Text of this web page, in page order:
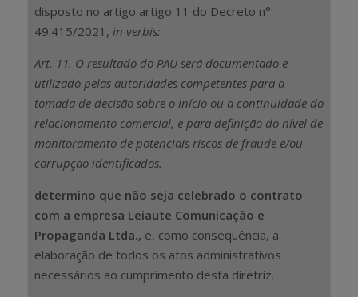
disposto no artigo artigo 11 do Decreto n°
49.415/2021, in verbis:
Art. 11. O resultado do PAU será documentado e
utilizado pelas autoridades competentes para a
tomada de decisão sobre o início ou a continuidade do
relacionamento comercial, e para definição do nível de
monitoramento de potenciais riscos de fraude e/ou
corrupção identificados.
determino que não seja celebrado o contrato
com a empresa Leiaute Comunicação e
Propaganda Ltda., e, como conseqüência, a
elaboração de todos os atos administrativos
necessários ao cumprimento desta diretriz.